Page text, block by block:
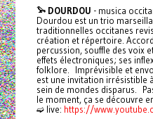
𓅩 DOURDOU - musica
Dourdou est un trio
traditionnelles occitanes
création et répertoire.
percussion, souffle des voix
effets électroniques; ses
folklore. Imprévisible et
est une invitation irrésistible
sein de mondes disparus.
le moment, ça se découvre
➫ live: https://